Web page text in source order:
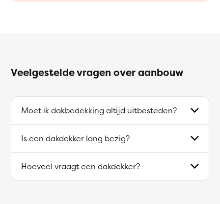
Veelgestelde vragen over aanbouw
Moet ik dakbedekking altijd uitbesteden?
Is een dakdekker lang bezig?
Hoeveel vraagt een dakdekker?